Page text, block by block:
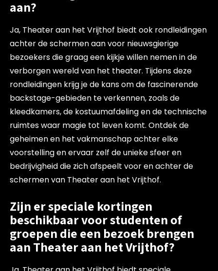
aan?
Ja, Theater aan het Vrijthof biedt ook rondleidingen
achter de schermen aan voor nieuwsgierige
bezoekers die graag een kijkje willen nemen in de
verborgen wereld van het theater. Tijdens deze
rondleidingen krijg je de kans om de fascinerende
backstage-gebieden te verkennen, zoals de
kleedkamers, de kostuumafdeling en de technische
ruimtes waar magie tot leven komt. Ontdek de
geheimen en het vakmanschap achter elke
voorstelling en ervaar zelf de unieke sfeer en
bedrijvigheid die zich afspeelt voor en achter de
schermen van Theater aan het Vrijthof.
Zijn er speciale kortingen
beschikbaar voor studenten of
groepen die een bezoek brengen
aan Theater aan het Vrijthof?